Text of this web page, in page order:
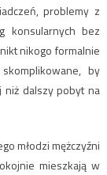
problemy z
konsularnych bez
nikogo formalnie
by
niż dalszy pobyt na
młodzi mężczyźni
mieszkają w